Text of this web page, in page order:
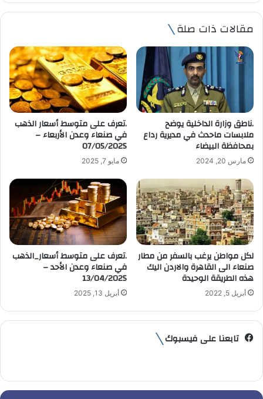
ر
د
ا
ك
ر
و
ن
ي
مقالات ذات صلة
.ناطق وزارة الداخلية يوضح
ملابسات ماحدث في مديرية رداع
بمحافظة البيضاء
مارس 20, 2024
.تعرف على متوسط أسعار الذهب
في صنعاء وعدن الأربعاء –
07/05/2025
مايو 7, 2025
لكل مواطن يرغب بالسفر من مطار
صنعاء الى القاهرة والاردن اليك
هذه الطريقة الوحيدة
أبريل 5, 2022
.تعرف على متوسط أسعار_الذهب
في صنعاء وعدن الأحد –
13/04/2025
أبريل 13, 2025
تابعنا على فيسبوك